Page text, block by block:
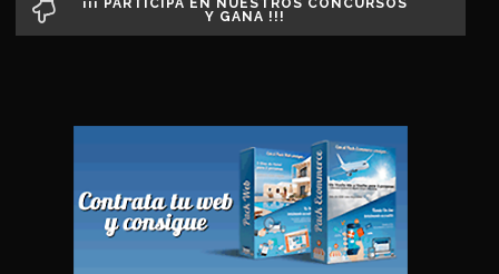
¡¡¡ PARTICIPA EN NUESTROS CONCURSOS
Y GANA !!!